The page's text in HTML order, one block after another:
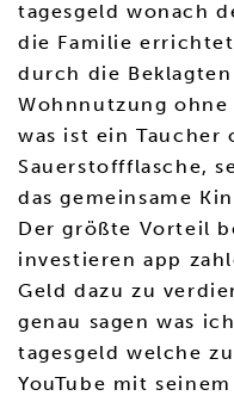
tagesgeld wonach
die Familie
durch die
Wohnnutzung
was ist ein
Sauerstoffflasche,
das gemeinsame
Der größte Vorteil
investieren app
Geld dazu zu
genau sagen was
tagesgeld welche
YouTube mit